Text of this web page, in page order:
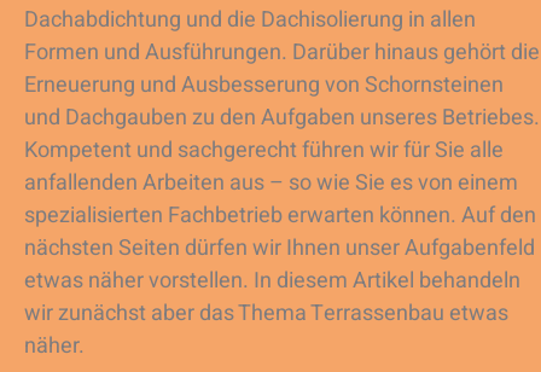
Dachabdichtung und die Dachisolierung in allen
Formen und Ausführungen. Darüber hinaus gehört die
Erneuerung und Ausbesserung von Schornsteinen
und Dachgauben zu den Aufgaben unseres Betriebes.
Kompetent und sachgerecht führen wir für Sie alle
anfallenden Arbeiten aus – so wie Sie es von einem
spezialisierten Fachbetrieb erwarten können. Auf den
nächsten Seiten dürfen wir Ihnen unser Aufgabenfeld
etwas näher vorstellen. In diesem Artikel behandeln
wir zunächst aber das Thema Terrassenbau etwas
näher.